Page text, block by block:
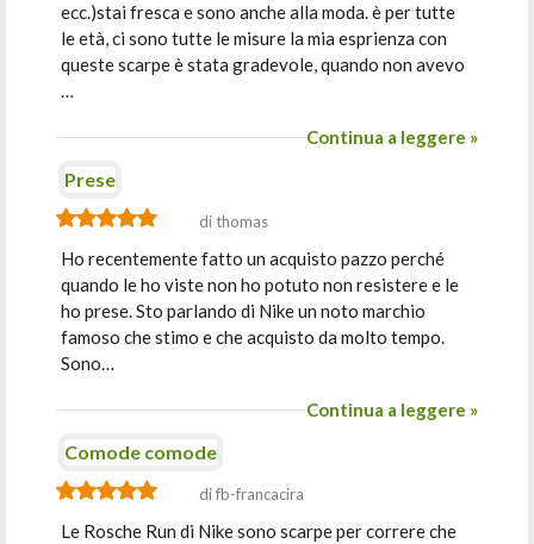
ecc.)stai fresca e sono anche alla moda. è per tutte
le età, ci sono tutte le misure la mia esprienza con
queste scarpe è stata gradevole, quando non avevo
…
Continua a leggere »
Prese
di thomas
Ho recentemente fatto un acquisto pazzo perché
quando le ho viste non ho potuto non resistere e le
ho prese. Sto parlando di Nike un noto marchio
famoso che stimo e che acquisto da molto tempo.
Sono…
Continua a leggere »
Comode comode
di fb-francacira
Le Rosche Run di Nike sono scarpe per correre che